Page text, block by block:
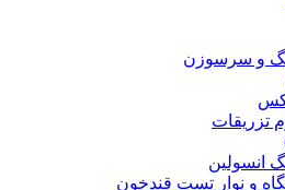
و سرسوزن
تزریقات
انسولین
و نوار تست قندخون